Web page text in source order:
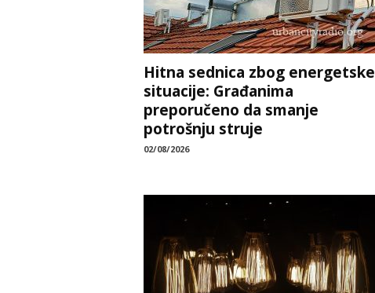
Hitna sednica zbog energetske
situacije: Građanima
preporučeno da smanje
potrošnju struje
02/08/2026